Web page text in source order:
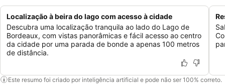
Localização à beira do lago com acesso à cidade
Descubra uma localização tranquila ao lado do Lago de
Bordeaux, com vistas panorâmicas e fácil acesso ao centro
da cidade por uma parada de bonde a apenas 100 metros
de distância.
Este resumo foi criado por inteligência artificial e pode não ser 100% correto.